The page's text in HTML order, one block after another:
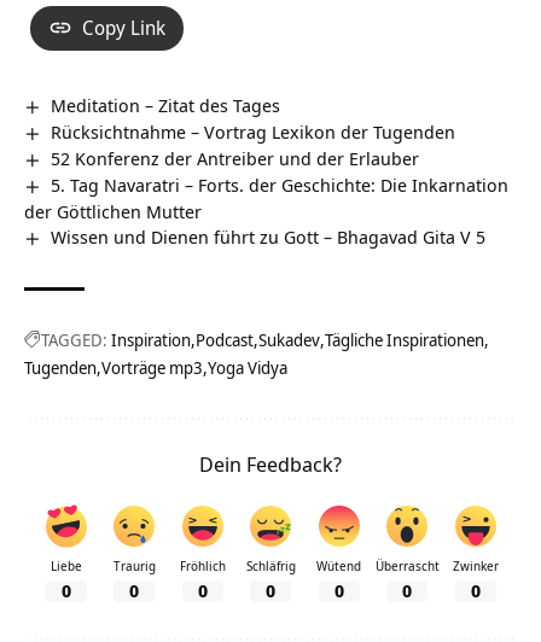
Copy Link
Meditation – Zitat des Tages
Rücksichtnahme – Vortrag Lexikon der Tugenden
52 Konferenz der Antreiber und der Erlauber
5. Tag Navaratri – Forts. der Geschichte: Die Inkarnation
der Göttlichen Mutter
Wissen und Dienen führt zu Gott – Bhagavad Gita V 5
TAGGED: Inspiration Podcast Sukadev Tägliche Inspirationen
Tugenden Vorträge mp3 Yoga Vidya
Dein Feedback?
Liebe
0
Traurig
0
Fröhlich
0
Schläfrig
0
Wütend
0
Überrascht
0
Zwinker
0